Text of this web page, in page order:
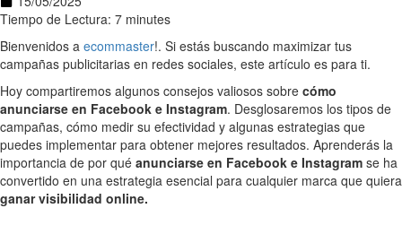
Tiempo de Lectura: 7 minutes
Bienvenidos a ecommaster!. Si estás buscando maximizar tus
campañas publicitarias en redes sociales, este artículo es para ti.
Hoy compartiremos algunos consejos valiosos sobre cómo
anunciarse en Facebook e Instagram. Desglosaremos los tipos de
campañas, cómo medir su efectividad y algunas estrategias que
puedes implementar para obtener mejores resultados. Aprenderás la
importancia de por qué anunciarse en Facebook e Instagram se ha
convertido en una estrategia esencial para cualquier marca que quiera
ganar visibilidad online.